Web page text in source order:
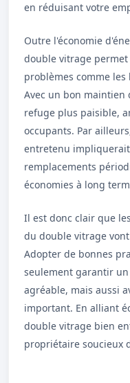
en réduisant votre
Outre l'économie
double vitrage
problèmes comme
Avec un bon maintien
refuge plus paisible,
occupants. Par
entretenu
remplacements
économies à long
Il est donc clair que
du double vitrage
Adopter de bonnes
seulement garantir
agréable, mais aussi
important. En alliant
double vitrage bien
propriétaire soucieux